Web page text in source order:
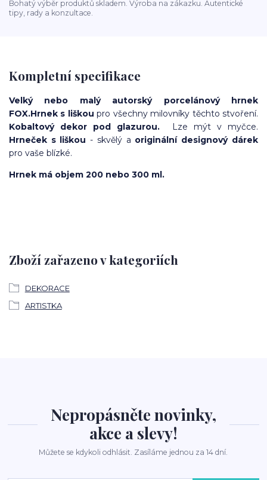
Bohatý výběr produktů skladem. Výroba na zákazku. Autentické
tipy, rady a konzultace.
Kompletní specifikace
Velký nebo malý autorský porcelánový hrnek
FOX.Hrnek s liškou pro všechny milovníky těchto stvoření.
Kobaltový dekor pod glazurou.
Lze mýt v myčce.
Hrneček s liškou - skvělý a originální designový dárek
pro vaše blízké.
Hrnek má objem 200 nebo 300 ml.
Zboží zařazeno v kategoriích
DEKORACE
ARTISTKA
Nepropásněte novinky,
akce a slevy!
Můžete se kdykoli odhlásit. Zasíláme jednou za 14 dní.